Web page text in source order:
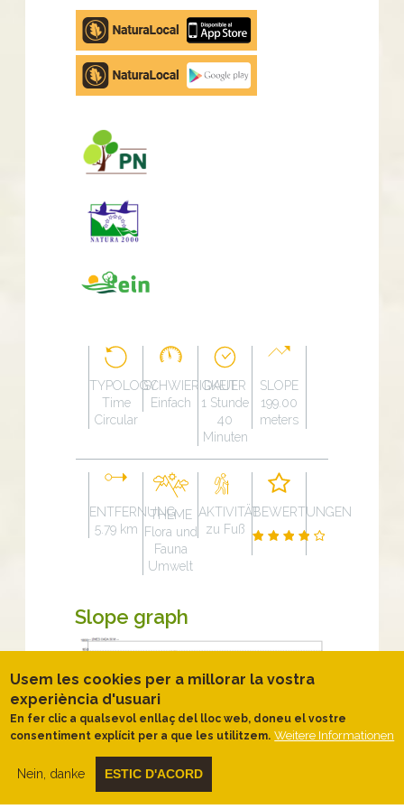
Apple
store
Google
Play
TYPOLOGY
Time
Circular
SCHWIERIGKEIT
Einfach
DAUER
1 Stunde
40
Minuten
SLOPE
199.00
meters
ENTFERNUNG
5.79 km
THEME
Flora und
Fauna
Umwelt
AKTIVITÄT
zu Fuß
BEWERTUNGEN
Slope graph
Beschreibung
Castanyers centenaris i vistes al
Matagalls
Usem les cookies per a millorar la vostra
experiència d'usuari
En fer clic a qualsevol enllaç del lloc web, doneu el vostre
consentiment explícit per a que les utilitzem. Weitere Informationen
Nein, danke ESTIC D'ACORD